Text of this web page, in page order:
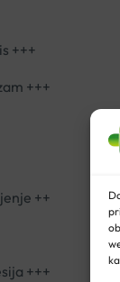
+++
+++
++
+++